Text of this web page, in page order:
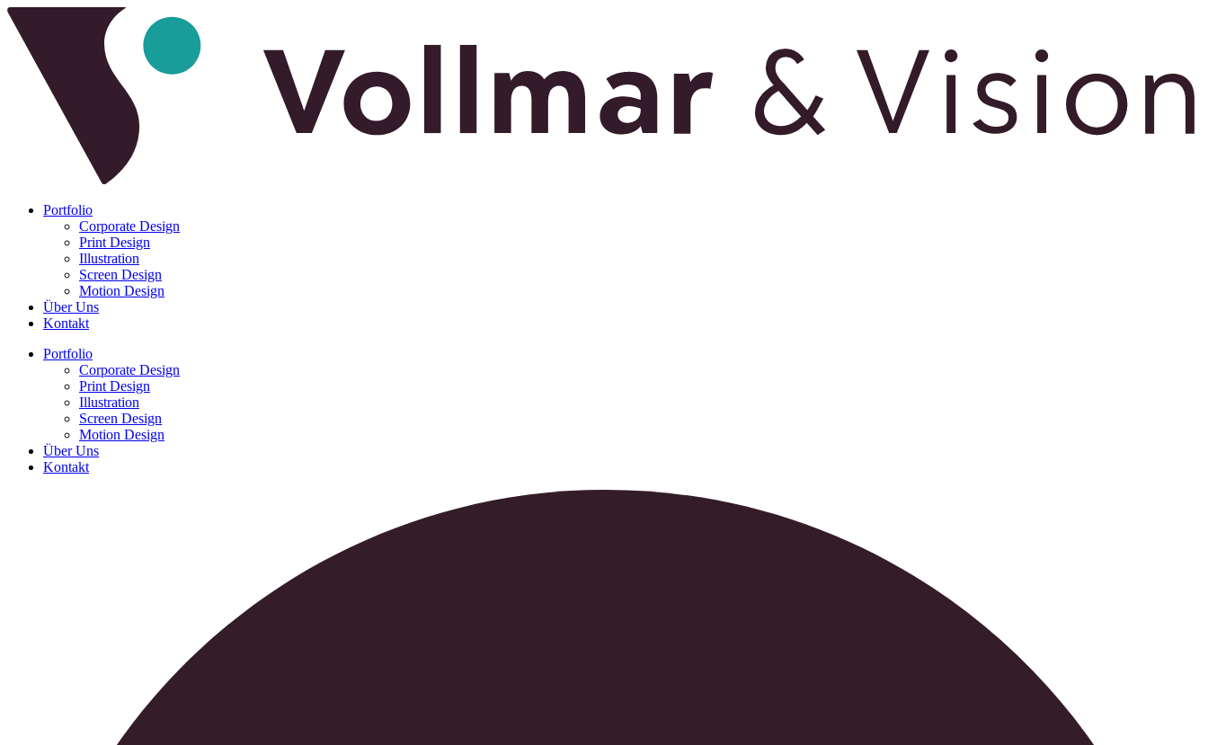
Portfolio
Corporate Design
Print Design
Illustration
Screen Design
Motion Design
Über Uns
Kontakt
Portfolio
Corporate Design
Print Design
Illustration
Screen Design
Motion Design
Über Uns
Kontakt